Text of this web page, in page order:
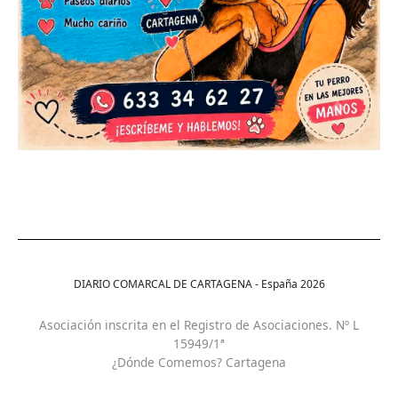
DIARIO COMARCAL DE CARTAGENA - España 2026
Asociación inscrita en el Registro de Asociaciones. Nº L
15949/1ª
¿Dónde Comemos? Cartagena